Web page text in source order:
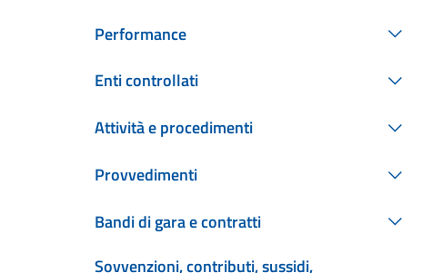
Performance
Enti controllati
Attività e procedimenti
Provvedimenti
Bandi di gara e contratti
Sovvenzioni, contributi, sussidi,